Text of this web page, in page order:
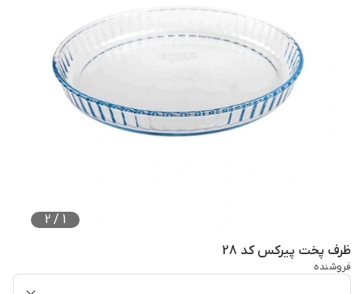
1
/
2
ظرف پخت پیرکس کد 28
فروشنده